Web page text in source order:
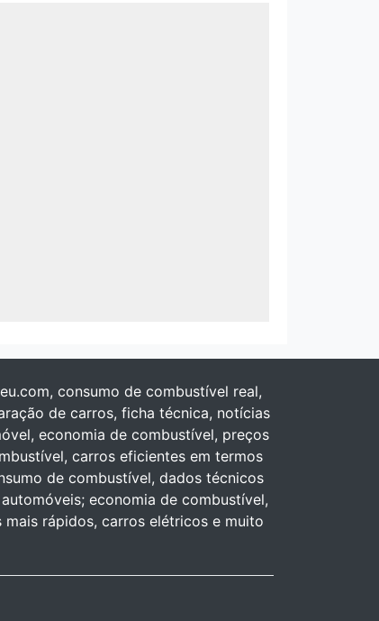
consumo de combustível real,
de carros, ficha técnica, notícias
economia de combustível, preços
carros eficientes em termos
de combustível, dados técnicos
economia de combustível,
mais rápidos, carros elétricos e muito